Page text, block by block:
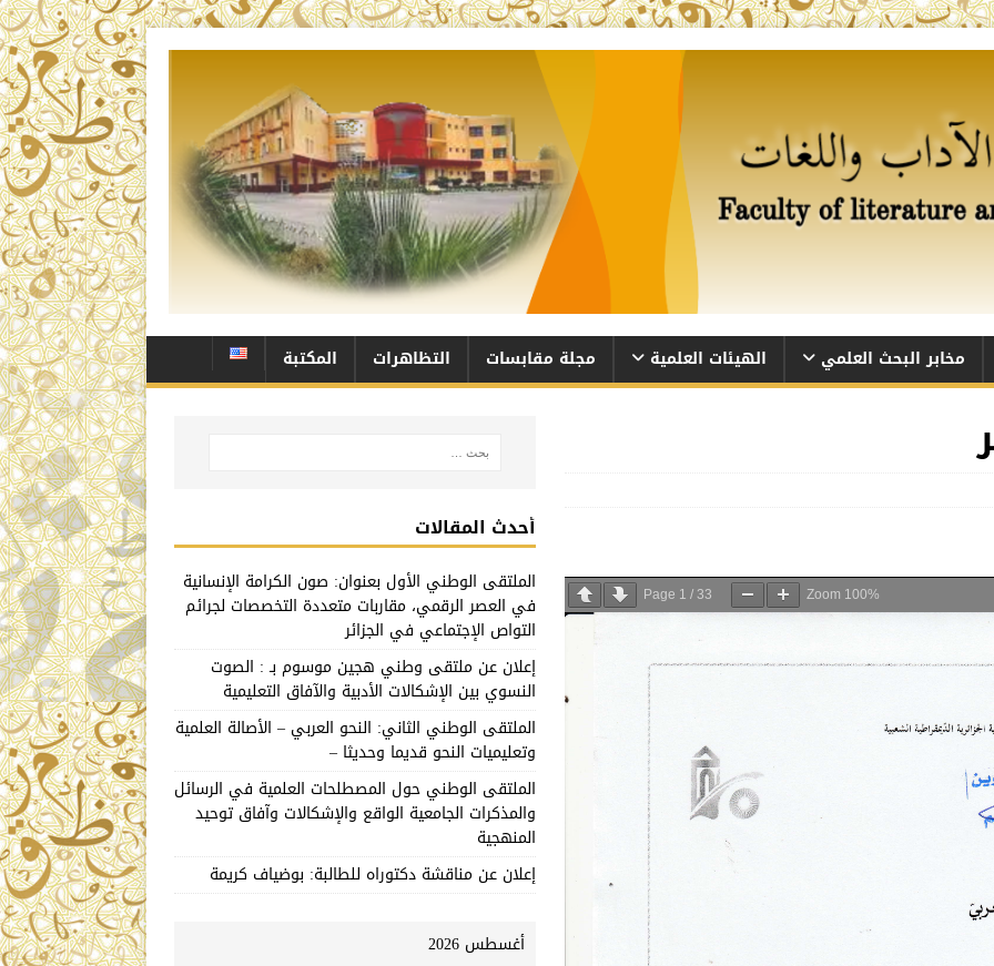
مخابر البحث العلمي الهيئات العلمية مجلة مقابسات التظاهرات المكتبة
Page 1 / 33 Zoom 100%
أحدث المقالات
الملتقى الوطني الأول بعنوان: صون الكرامة الإنسانية
في العصر الرقمي، مقاربات متعددة التخصصات لجرائم
التواص الإجتماعي في الجزائر
إعلان عن ملتقى وطني هجين موسوم بـ : الصوت
النسوي بين الإشكالات الأدبية والآفاق التعليمية
الملتقى الوطني الثاني: النحو العربي – الأصالة العلمية
وتعليميات النحو قديما وحديثا –
الملتقى الوطني حول المصطلحات العلمية في الرسائل
والمذكرات الجامعية الواقع والإشكالات وآفاق توحيد
المنهجية
إعلان عن مناقشة دكتوراه للطالبة: بوضياف كريمة
أغسطس 2026